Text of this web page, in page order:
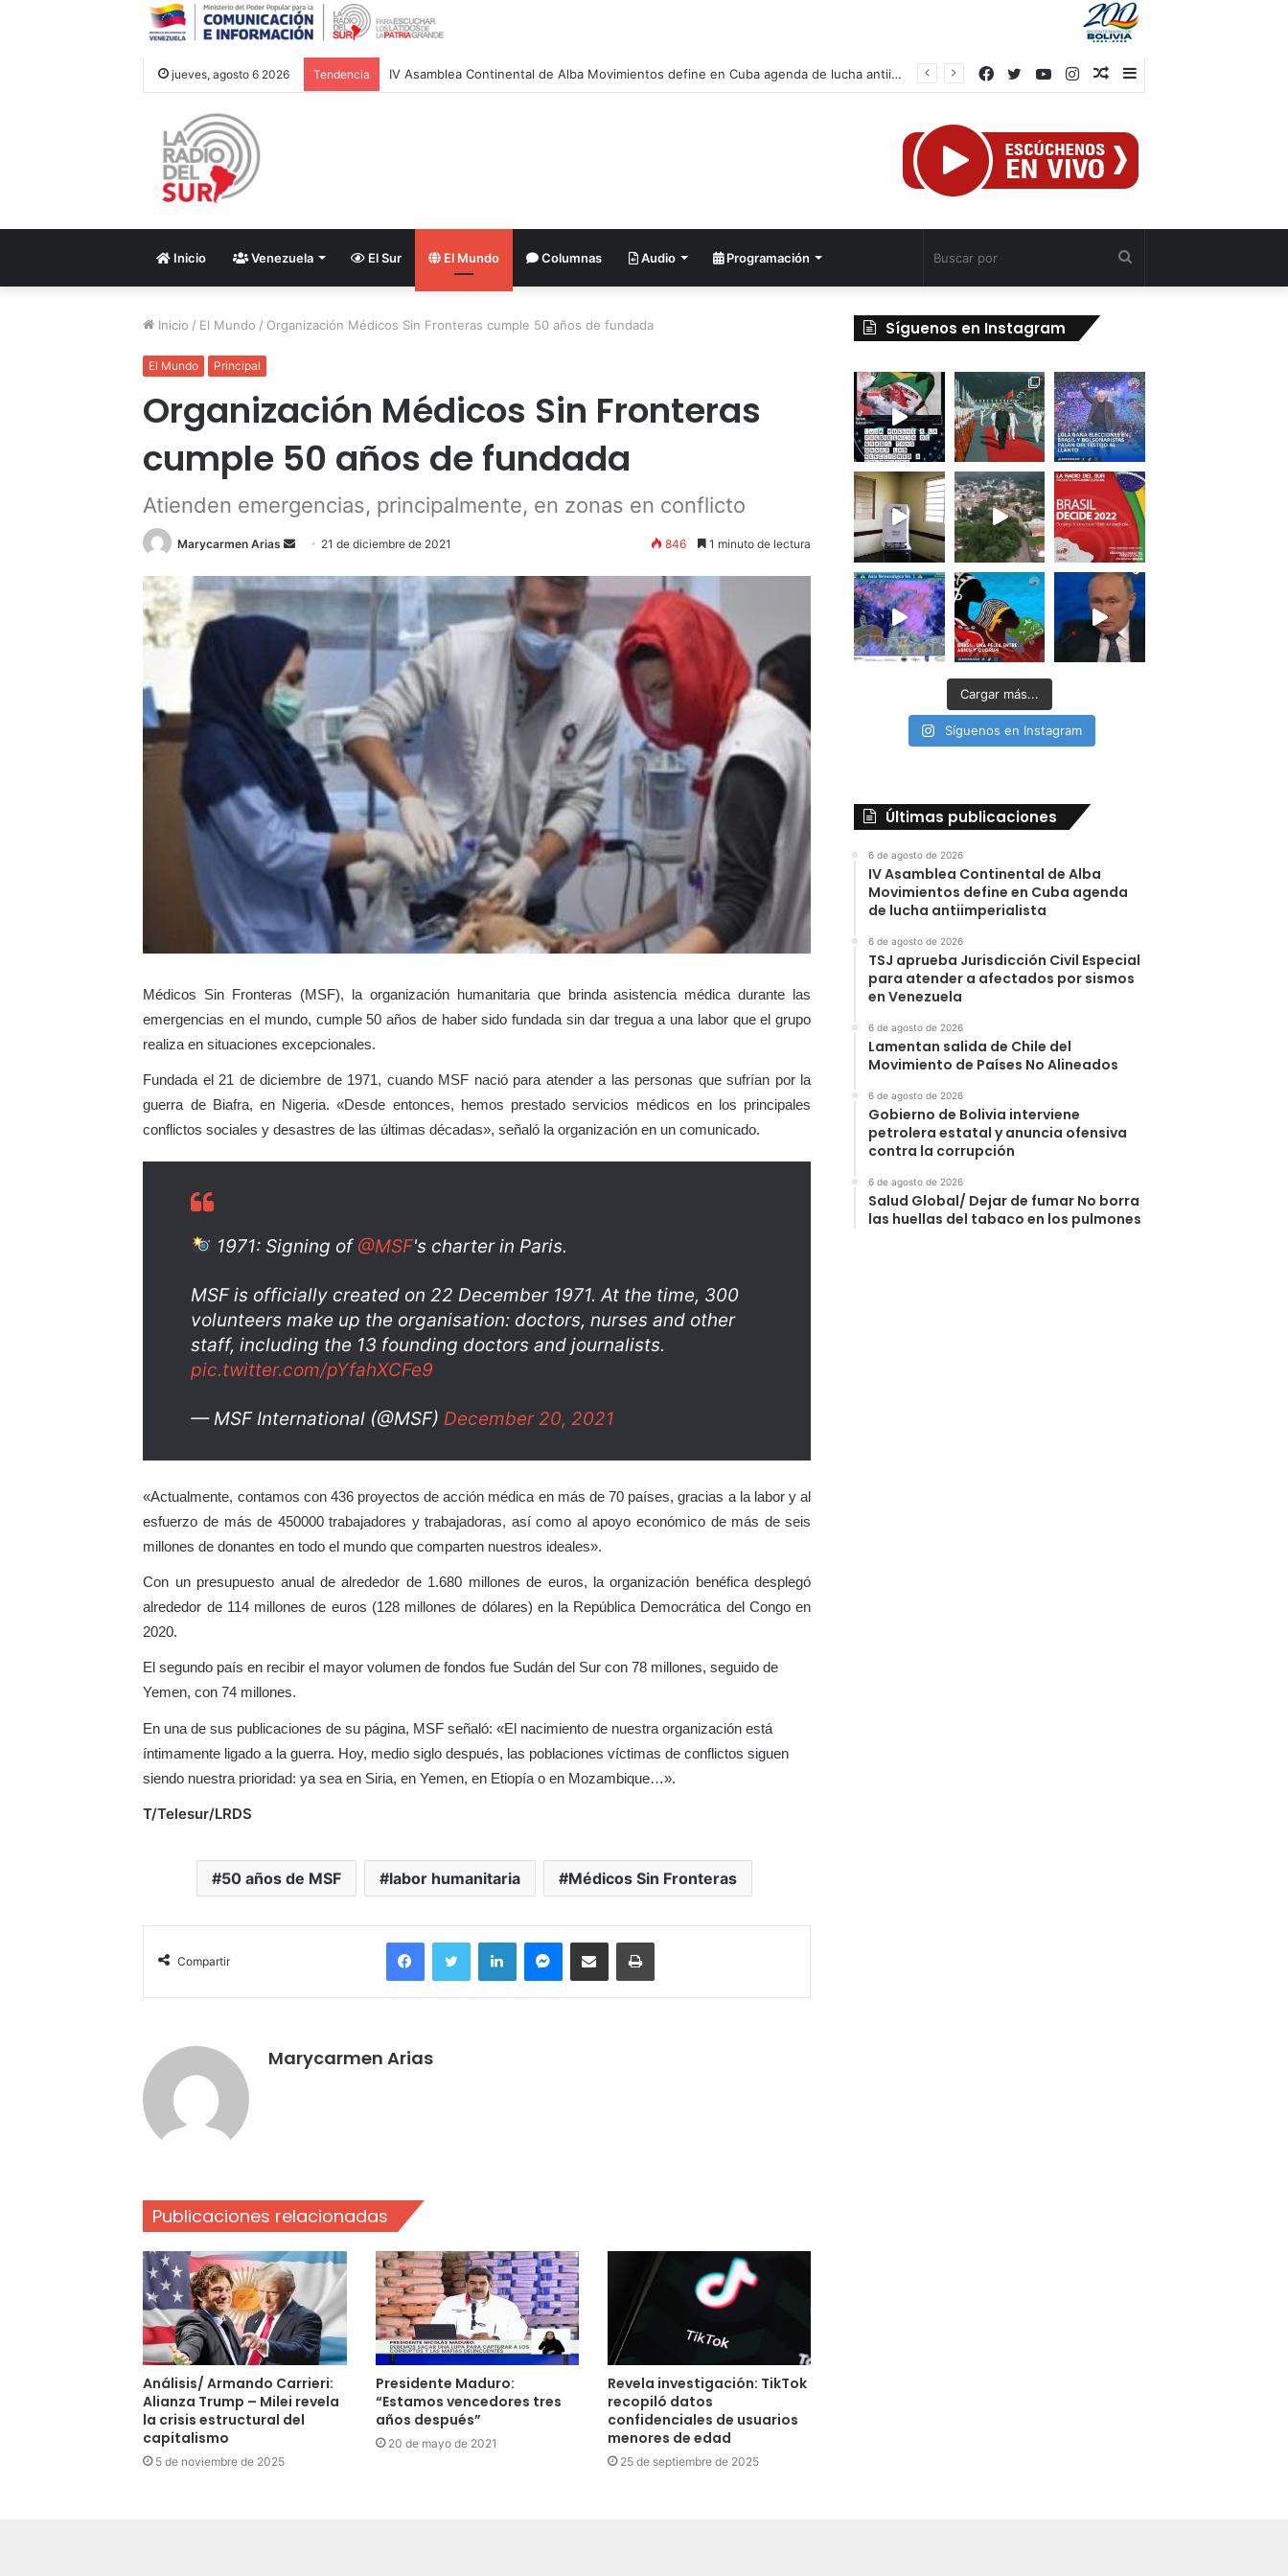
jueves, agosto 6 2026 Tendencia IV Asamblea Continental de Alba Movimientos define en Cuba agenda de lucha antiimperialista
Barra
Publicación
azar
Instagram
YouTube
Twitter
Facebook
Inicio Venezuela El Sur El Mundo Columnas Audio Programación
Inicio / El Mundo / Organización Médicos Sin Fronteras cumple 50 años de fundada
El Mundo Principal
Organización Médicos Sin Fronteras
cumple 50 años de fundada
Atienden emergencias, principalmente, en zonas en conflicto
Marycarmen Arias
Send
email
21 de diciembre de 2021 846 1 minuto de lectura
Médicos Sin Fronteras (MSF), la organización humanitaria que brinda asistencia médica durante las
emergencias en el mundo, cumple 50 años de haber sido fundada sin dar tregua a una labor que el grupo
realiza en situaciones excepcionales.
Fundada el 21 de diciembre de 1971, cuando MSF nació para atender a las personas que sufrían por la
guerra de Biafra, en Nigeria. «Desde entonces, hemos prestado servicios médicos en los principales
conflictos sociales y desastres de las últimas décadas», señaló la organización en un comunicado.
1971: Signing of @MSF's charter in Paris.
MSF is officially created on 22 December 1971. At the time, 300
volunteers make up the organisation: doctors, nurses and other
staff, including the 13 founding doctors and journalists.
pic.twitter.com/pYfahXCFe9
— MSF International (@MSF) December 20, 2021
«Actualmente, contamos con 436 proyectos de acción médica en más de 70 países, gracias a la labor y al
esfuerzo de más de 450000 trabajadores y trabajadoras, así como al apoyo económico de más de seis
millones de donantes en todo el mundo que comparten nuestros ideales».
Con un presupuesto anual de alrededor de 1.680 millones de euros, la organización benéfica desplegó
alrededor de 114 millones de euros (128 millones de dólares) en la República Democrática del Congo en
2020.
El segundo país en recibir el mayor volumen de fondos fue Sudán del Sur con 78 millones, seguido de
Yemen, con 74 millones.
En una de sus publicaciones de su página, MSF señaló: «El nacimiento de nuestra organización está
íntimamente ligado a la guerra. Hoy, medio siglo después, las poblaciones víctimas de conflictos siguen
siendo nuestra prioridad: ya sea en Siria, en Yemen, en Etiopía o en Mozambique…».
T/Telesur/LRDS
50 años de MSF labor humanitaria Médicos Sin Fronteras
Compartir
FacebookTwitter LinkedInMessengerCompartir por correo electrónicoImprimir
Marycarmen Arias
Publicaciones relacionadas
Análisis/ Armando Carrieri:
Alianza Trump – Milei revela
la crisis estructural del
capitalismo
5 de noviembre de 2025
Presidente Maduro:
“Estamos vencedores tres
años después”
20 de mayo de 2021
Revela investigación: TikTok
recopiló datos
confidenciales de usuarios
menores de edad
25 de septiembre de 2025
Síguenos en Instagram
Cargar más...
Síguenos en Instagram
Últimas publicaciones
6 de agosto de 2026
IV Asamblea Continental de Alba
Movimientos define en Cuba agenda
de lucha antiimperialista
6 de agosto de 2026
TSJ aprueba Jurisdicción Civil Especial
para atender a afectados por sismos
en Venezuela
6 de agosto de 2026
Lamentan salida de Chile del
Movimiento de Países No Alineados
6 de agosto de 2026
Gobierno de Bolivia interviene
petrolera estatal y anuncia ofensiva
contra la corrupción
6 de agosto de 2026
Salud Global/ Dejar de fumar No borra
las huellas del tabaco en los pulmones